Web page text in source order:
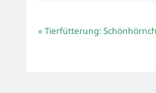
« Tierfütterung: